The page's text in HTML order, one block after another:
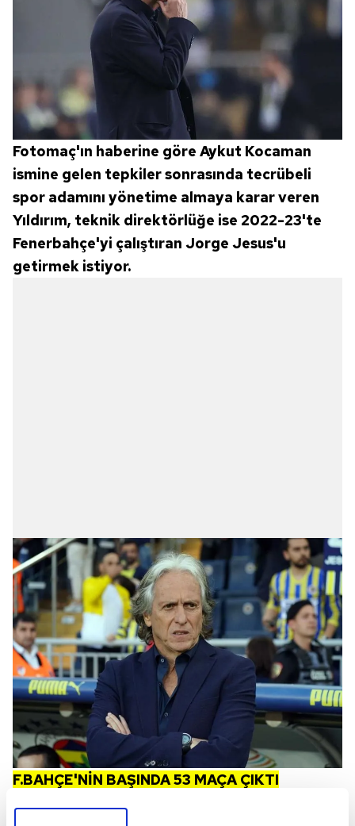
Fotomaç'ın haberine göre Aykut Kocaman
ismine gelen tepkiler sonrasında tecrübeli
spor adamını yönetime almaya karar veren
Yıldırım, teknik direktörlüğe ise 2022-23'te
Fenerbahçe'yi çalıştıran Jorge Jesus'u
getirmek istiyor.
F.BAHÇE'NİN BAŞINDA 53 MAÇA ÇIKTI